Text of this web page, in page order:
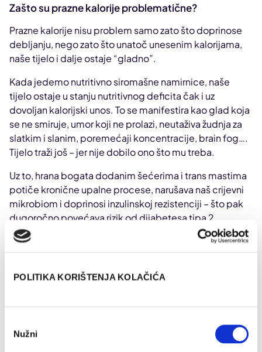
POLITIKA KORIŠTENJA KOLAČIĆA
pristanka
Nužni
Zašto su prazne kalorije problematične?
Prazne kalorije nisu problem samo zato što doprinose
debljanju, nego zato što unatoč unesenim kalorijama,
naše tijelo i dalje ostaje “gladno”.
Kada jedemo nutritivno siromašne namirnice, naše
tijelo ostaje u stanju nutritivnog deficita čak i uz
dovoljan kalorijski unos. To se manifestira kao glad koja
se ne smiruje, umor koji ne prolazi, neutaživa žudnja za
slatkim i slanim, poremećaji koncentracije, brain fog….
Tijelo traži još – jer nije dobilo ono što mu treba.
Uz to, hrana bogata dodanim šećerima i trans mastima
potiče kronične upalne procese, narušava naš crijevni
mikrobiom i doprinosi inzulinskoj rezistenciji – što pak
dugoročno povećava rizik od dijabetesa tipa 2,
kardiovaskularnih bolesti i debljanja koje je teško
kontrolirati.
Problem je u tome što hrana siromašna nutritivnom